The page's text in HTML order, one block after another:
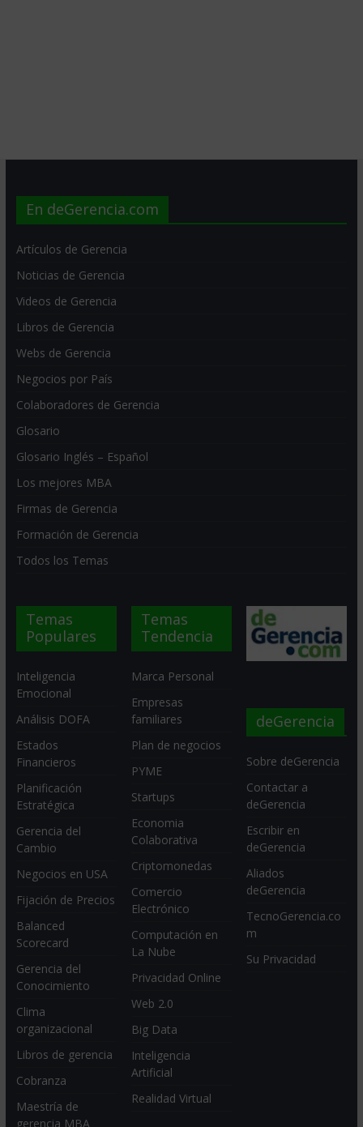
En deGerencia.com
Artículos de Gerencia
Noticias de Gerencia
Videos de Gerencia
Libros de Gerencia
Webs de Gerencia
Negocios por País
Colaboradores de Gerencia
Glosario
Glosario Inglés – Español
Los mejores MBA
Firmas de Gerencia
Formación de Gerencia
Todos los Temas
Temas
Populares
Inteligencia
Emocional
Análisis DOFA
Estados
Financieros
Planificación
Estratégica
Gerencia del
Cambio
Negocios en USA
Fijación de Precios
Balanced
Scorecard
Gerencia del
Conocimiento
Clima
organizacional
Libros de gerencia
Cobranza
Maestría de
gerencia MBA
Temas
Tendencia
Marca Personal
Empresas
familiares
Plan de negocios
PYME
Startups
Economia
Colaborativa
Criptomonedas
Comercio
Electrónico
Computación en
La Nube
Privacidad Online
Web 2.0
Big Data
Inteligencia
Artificial
Realidad Virtual
deGerencia
Sobre deGerencia
Contactar a
deGerencia
Escribir en
deGerencia
Aliados
deGerencia
TecnoGerencia.co
m
Su Privacidad